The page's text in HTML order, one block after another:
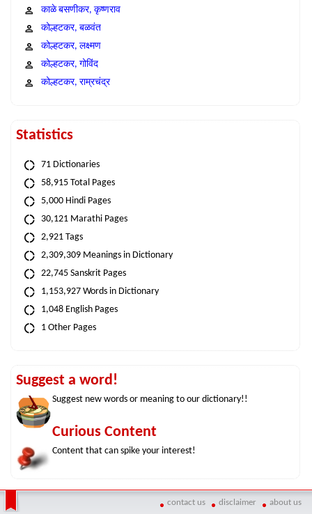
काळे बसणीकर, कृष्णराव
कोल्हटकर, बळवंत
कोल्हटकर, लक्ष्मण
कोल्हटकर, गोविंद
कोल्हटकर, राम्रचंद्र
Statistics
71 Dictionaries
58,915 Total Pages
5,000 Hindi Pages
30,121 Marathi Pages
2,921 Tags
2,309,309 Meanings in Dictionary
22,745 Sanskrit Pages
1,153,927 Words in Dictionary
1,048 English Pages
1 Other Pages
Suggest a word!
Suggest new words or meaning to our dictionary!!
Curious Content
Content that can spike your interest!
contact us disclaimer about us